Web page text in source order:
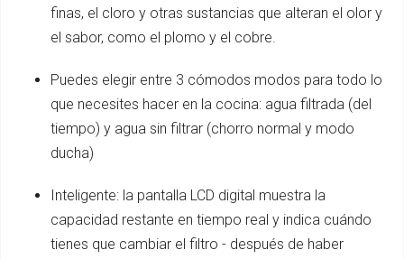
finas, el cloro y otras sustancias que alteran el olor y
el sabor, como el plomo y el cobre.
Puedes elegir entre 3 cómodos modos para todo lo
que necesites hacer en la cocina: agua filtrada (del
tiempo) y agua sin filtrar (chorro normal y modo
ducha)
Inteligente: la pantalla LCD digital muestra la
capacidad restante en tiempo real y indica cuándo
tienes que cambiar el filtro - después de haber